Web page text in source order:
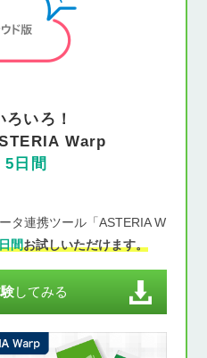
いろ！
Warp
5日間
タ連携ツール「ASTERIA W
間お試しいただけます。
してみる